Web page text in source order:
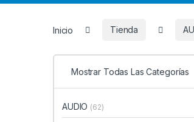
Inicio Tienda
Mostrar Todas Las Categorías
AUDIO (62)